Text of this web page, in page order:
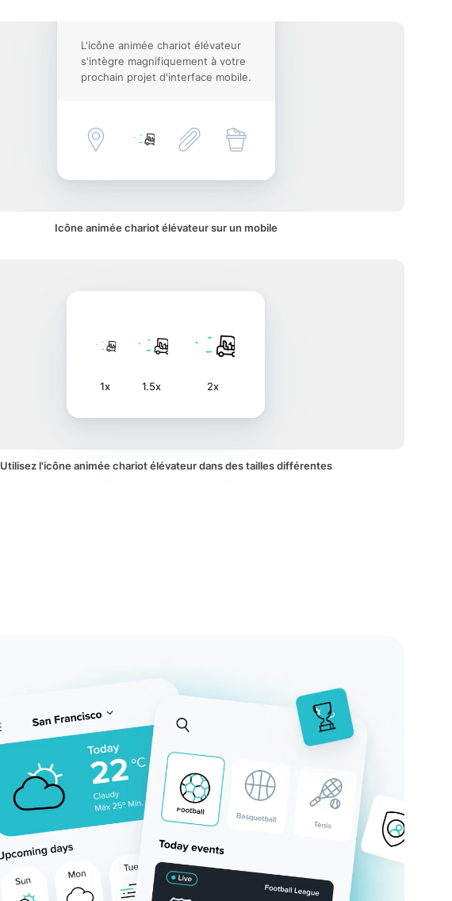
L'icône animée chariot élévateur
s'intègre magnifiquement à votre
prochain projet d'interface mobile.
Icône animée chariot élévateur sur un mobile
1x 1.5x 2x
Utilisez l'icône animée chariot élévateur dans des tailles différentes